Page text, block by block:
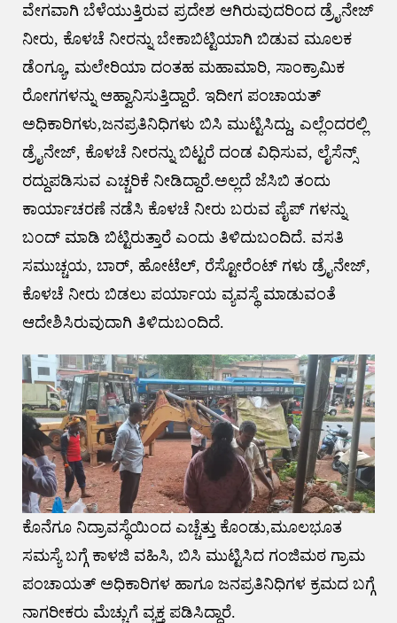
ವೇಗವಾಗಿ ಬೆಳೆಯುತ್ತಿರುವ ಪ್ರದೇಶ ಆಗಿರುವುದರಿಂದ ಡ್ರೈನೇಜ್
ನೀರು, ಕೊಳಚೆ ನೀರನ್ನು ಬೇಕಾಬಿಟ್ಟಿಯಾಗಿ ಬಿಡುವ ಮೂಲಕ
ಡೆಂಗ್ಯೂ, ಮಲೇರಿಯಾ ದಂತಹ ಮಹಾಮಾರಿ, ಸಾಂಕ್ರಾಮಿಕ
ರೋಗಗಳನ್ನು ಆಹ್ವಾನಿಸುತ್ತಿದ್ದಾರೆ. ಇದೀಗ ಪಂಚಾಯತ್
ಅಧಿಕಾರಿಗಳು,ಜನಪ್ರತಿನಿಧಿಗಳು ಬಿಸಿ ಮುಟ್ಟಿಸಿದ್ದು, ಎಲ್ಲೆಂದರಲ್ಲಿ
ಡ್ರೈನೇಜ್, ಕೊಳಚೆ ನೀರನ್ನು ಬಿಟ್ಟರೆ ದಂಡ ವಿಧಿಸುವ, ಲೈಸೆನ್ಸ್
ರದ್ದುಪಡಿಸುವ ಎಚ್ಚರಿಕೆ ನೀಡಿದ್ದಾರೆ.ಅಲ್ಲದೆ ಜೆಸಿಬಿ ತಂದು
ಕಾರ್ಯಾಚರಣೆ ನಡೆಸಿ ಕೊಳಚೆ ನೀರು ಬರುವ ಪೈಪ್ ಗಳನ್ನು
ಬಂದ್ ಮಾಡಿ ಬಿಟ್ಟಿರುತ್ತಾರೆ ಎಂದು ತಿಳಿದುಬಂದಿದೆ. ವಸತಿ
ಸಮುಚ್ಚಯ, ಬಾರ್, ಹೋಟೆಲ್, ರೆಸ್ಟೋರೆಂಟ್ ಗಳು ಡ್ರೈನೇಜ್,
ಕೊಳಚೆ ನೀರು ಬಿಡಲು ಪರ್ಯಾಯ ವ್ಯವಸ್ಥೆ ಮಾಡುವಂತೆ
ಆದೇಶಿಸಿರುವುದಾಗಿ ತಿಳಿದುಬಂದಿದೆ.
ಕೊನೆಗೂ ನಿದ್ರಾವಸ್ಥೆಯಿಂದ ಎಚ್ಚೆತ್ತು ಕೊಂಡು,ಮೂಲಭೂತ
ಸಮಸ್ಯೆ ಬಗ್ಗೆ ಕಾಳಜಿ ವಹಿಸಿ, ಬಿಸಿ ಮುಟ್ಟಿಸಿದ ಗಂಜಿಮಠ ಗ್ರಾಮ
ಪಂಚಾಯತ್ ಅಧಿಕಾರಿಗಳ ಹಾಗೂ ಜನಪ್ರತಿನಿಧಿಗಳ ಕ್ರಮದ ಬಗ್ಗೆ
ನಾಗರೀಕರು ಮೆಚ್ಚುಗೆ ವ್ಯಕ್ತ ಪಡಿಸಿದ್ದಾರೆ.